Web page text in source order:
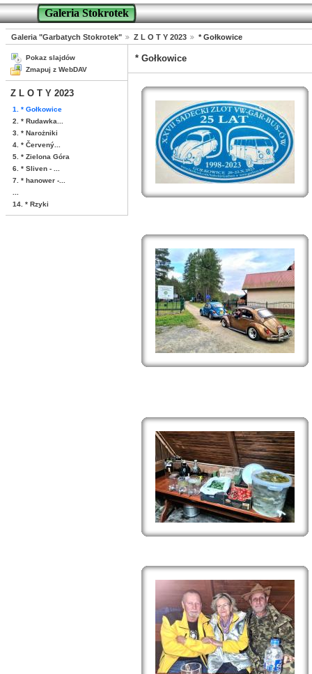
Galeria Stokrotek
Galeria "Garbatych Stokrotek" Z L O T Y 2023 * Gołkowice
Pokaz slajdów
Zmapuj z WebDAV
Z L O T Y 2023
1. * Gołkowice
2. * Rudawka...
3. * Narożniki
4. * Červený...
5. * Zielona Góra
6. * Sliven - ...
7. * hanower -...
14. * Rzyki
* Gołkowice